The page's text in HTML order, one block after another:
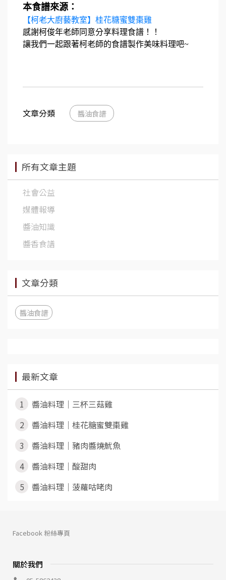
本食譜來源：
【柯老大廚藝教室】桂花糖蜜雙棗雞
感謝柯俊年老師同意分享料理食譜！！
讓我們一起跟著柯老師的食譜製作美味料理吧~
文章分類 醬油食譜
所有文章主題
社會公益
媒體報導
醬油知識
醬香食譜
文章分類
醬油食譜
最新文章
1
醬油料理｜三杯三菇雞
2
醬油料理｜桂花糖蜜雙棗雞
3
醬油料理｜豬肉醬燒魷魚
4
醬油料理｜酸甜肉
5
醬油料理｜菠蘿咕咾肉
關於我們
Facebook 粉絲專頁